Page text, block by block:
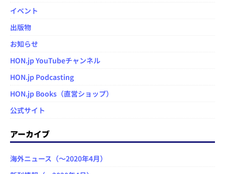
イベント
出版物
お知らせ
HON.jp YouTubeチャンネル
HON.jp Podcasting
HON.jp Books（直営ショップ）
公式サイト
アーカイブ
海外ニュース（～2020年4月）